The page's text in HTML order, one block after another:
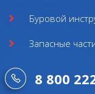
Буровой
Запасные
8 800